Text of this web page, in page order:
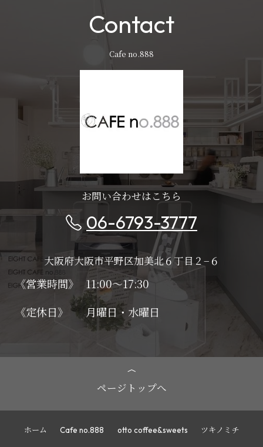
Contact
Cafe no.888
お問い合わせはこちら
06-6793-3777
大阪府大阪市平野区加美北６丁目２−６
《営業時間》
11:00～17:30
《定休日》 月曜日・水曜日
ページトップへ
ホーム Cafe no.888 otto coffee&sweets ツキノミチ